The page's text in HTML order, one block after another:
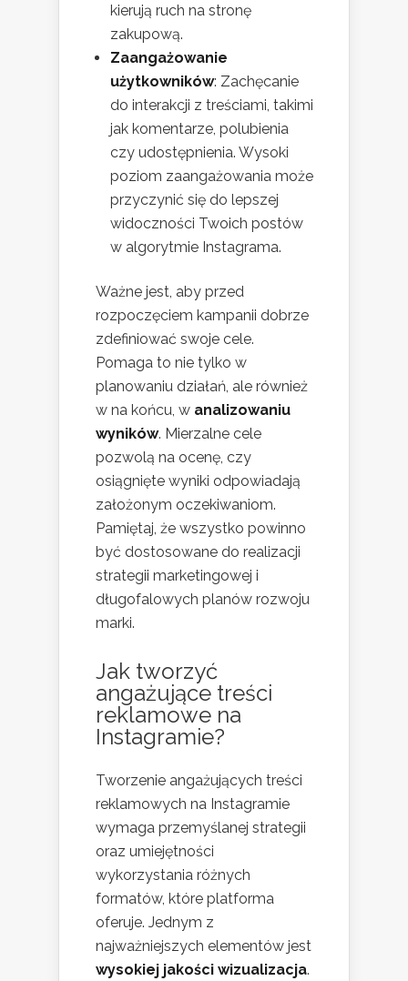
kierują ruch na stronę
zakupową.
Zaangażowanie
użytkowników: Zachęcanie
do interakcji z treściami, takimi
jak komentarze, polubienia
czy udostępnienia. Wysoki
poziom zaangażowania może
przyczynić się do lepszej
widoczności Twoich postów
w algorytmie Instagrama.
Ważne jest, aby przed
rozpoczęciem kampanii dobrze
zdefiniować swoje cele.
Pomaga to nie tylko w
planowaniu działań, ale również
w na końcu, w analizowaniu
wyników. Mierzalne cele
pozwolą na ocenę, czy
osiągnięte wyniki odpowiadają
założonym oczekiwaniom.
Pamiętaj, że wszystko powinno
być dostosowane do realizacji
strategii marketingowej i
długofalowych planów rozwoju
marki.
Jak tworzyć
angażujące treści
reklamowe na
Instagramie?
Tworzenie angażujących treści
reklamowych na Instagramie
wymaga przemyślanej strategii
oraz umiejętności
wykorzystania różnych
formatów, które platforma
oferuje. Jednym z
najważniejszych elementów jest
wysokiej jakości wizualizacja.